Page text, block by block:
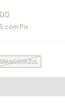
com Pix
BRANCO/AZUL